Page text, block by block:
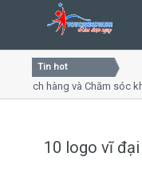
Close
Home
Tin hot
hàng và Chăm sóc khách
10 logo vĩ